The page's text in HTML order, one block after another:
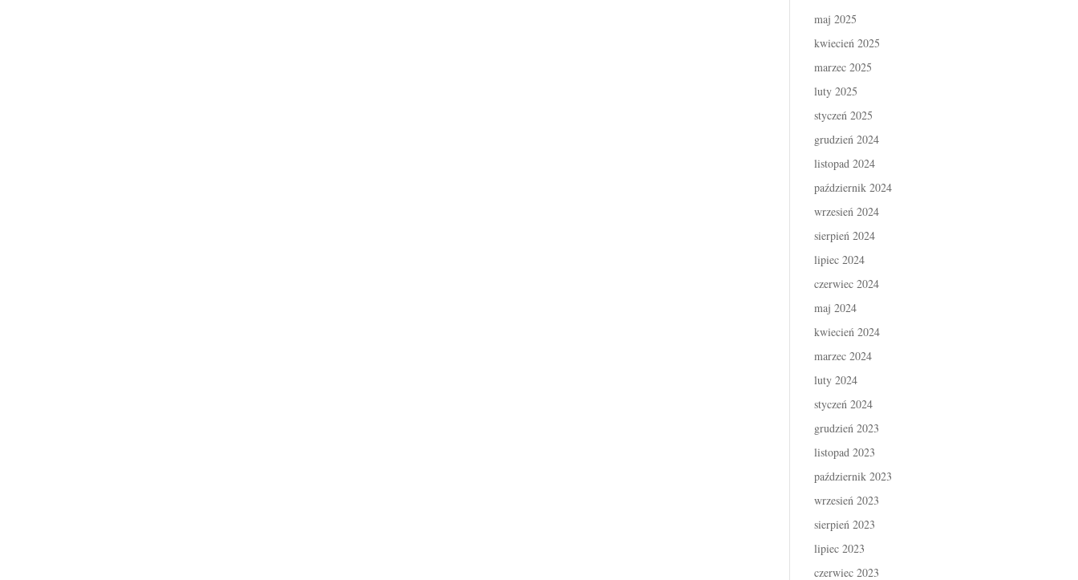
maj 2025
kwiecień 2025
marzec 2025
luty 2025
styczeń 2025
grudzień 2024
listopad 2024
październik 2024
wrzesień 2024
sierpień 2024
lipiec 2024
czerwiec 2024
maj 2024
kwiecień 2024
marzec 2024
luty 2024
styczeń 2024
grudzień 2023
listopad 2023
październik 2023
wrzesień 2023
sierpień 2023
lipiec 2023
czerwiec 2023